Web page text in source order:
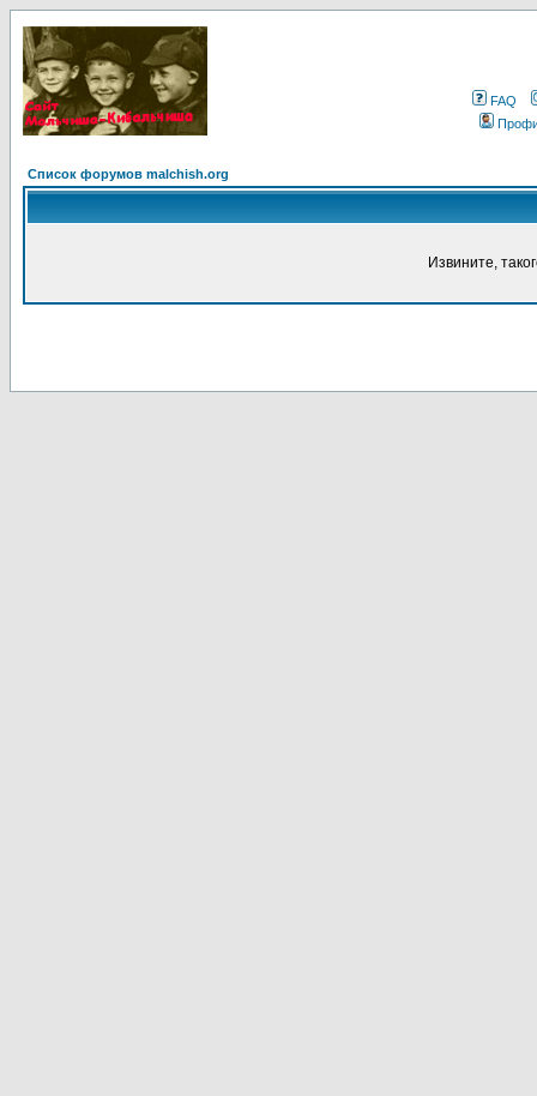
FAQ
Список форумов malchish.org
Извините,